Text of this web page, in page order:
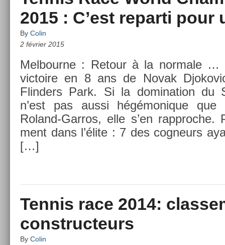
2015 : C’est reparti pour
By Colin
2 février 2015
Mel­bour­ne : Re­tour à la nor­male …
vic­toire en 8 ans de Novak
Flind­ers Park. Si la domina­tion du
n’est pas aussi hégémonique
Roland-Garros, elle s’en
ment dans l’élite : 7 des cog­neurs
[…]
Tennis race 2014:
constructeurs
By Colin